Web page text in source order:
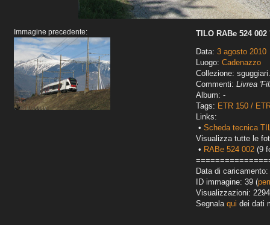
Immagine precedente:
TILO RABe 524
Data: 3 agosto 2010
Luogo: Cadenazzo
Collezione:
Commenti: Livrea
Album: -
Tags: ETR 150 /
Links:
• Scheda tecnica
Visualizza tutte le
• RABe 524 002 (9
Data di caricamento:
ID immagine: 39 (
Visualizzazioni: 2294
Segnala qui dei dati